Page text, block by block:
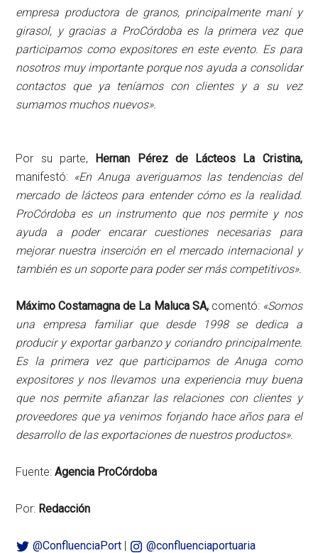
empresa productora de granos, principalmente maní y
girasol, y gracias a ProCórdoba es la primera vez que
participamos como expositores en este evento. Es para
nosotros muy importante porque nos ayuda a consolidar
contactos que ya teníamos con clientes y a su vez
sumamos muchos nuevos».
Por su parte, Hernan Pérez de Lácteos La Cristina,
manifestó: «En Anuga averiguamos las tendencias del
mercado de lácteos para entender cómo es la realidad.
ProCórdoba es un instrumento que nos permite y nos
ayuda a poder encarar cuestiones necesarias para
mejorar nuestra inserción en el mercado internacional y
también es un soporte para poder ser más competitivos».
Máximo Costamagna de La Maluca SA,comentó: «Somos
una empresa familiar que desde 1998 se dedica a
producir y exportar garbanzo y coriandro principalmente.
Es la primera vez que participamos de Anuga como
expositores y nos llevamos una experiencia muy buena
que nos permite afianzar las relaciones con clientes y
proveedores que ya venimos forjando hace años para el
desarrollo de las exportaciones de nuestros productos».
Fuente:Agencia ProCórdoba
Por: Redacción
@ConfluenciaPort | @confluenciaportuaria